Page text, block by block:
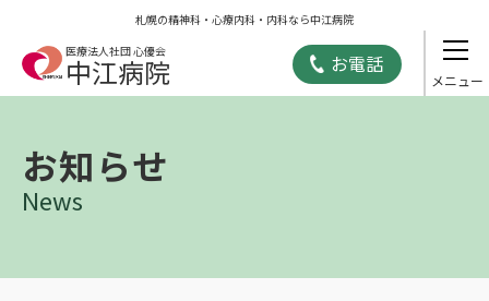
札幌の精神科・心療内科・内科なら中江病院
医療法人社団 心優会
中江病院 お電話
お知らせ
News